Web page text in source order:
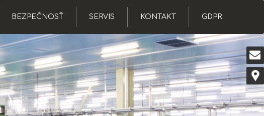
BEZPEČNOSŤ SERVIS KONTAKT GDPR